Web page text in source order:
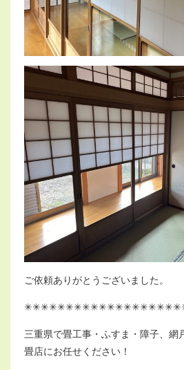
ご依頼ありがとうございました。
三重県で畳工事・ふすま・障子、網
畳店にお任せください！